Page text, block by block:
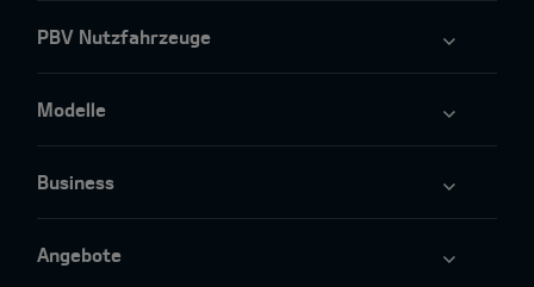
PBV Nutzfahrzeuge
Modelle
Business
Angebote